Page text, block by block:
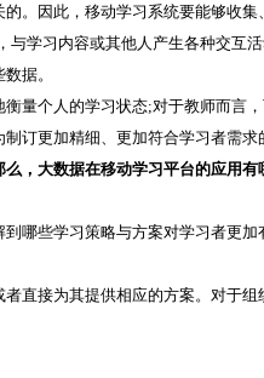
。因此，移动学习系统要能够收
学习内容或其他人产生各种交互活
据。
量个人的学习状态;对于教师而言
订更加精细、更加符合学习者需
么，大数据在移动学习平台的应用有
哪些学习策略与方案对学习者更
直接为其提供相应的方案。对于